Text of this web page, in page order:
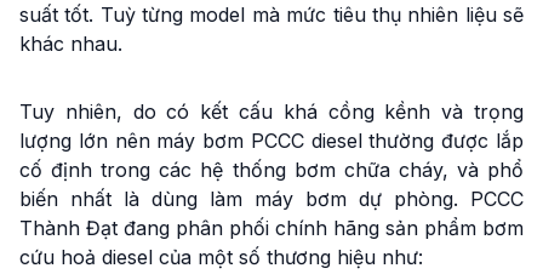
suất tốt. Tuỳ từng model mà mức tiêu thụ nhiên liệu sẽ
khác nhau.
Tuy nhiên, do có kết cấu khá cồng kềnh và trọng
lượng lớn nên máy bơm PCCC diesel thường được lắp
cố định trong các hệ thống bơm chữa cháy, và phổ
biến nhất là dùng làm máy bơm dự phòng. PCCC
Thành Đạt đang phân phối chính hãng sản phẩm bơm
cứu hoả diesel của một số thương hiệu như: